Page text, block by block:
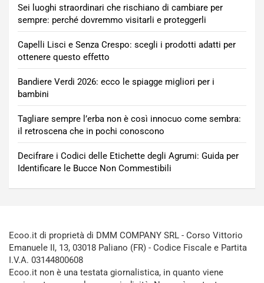
Sei luoghi straordinari che rischiano di cambiare per
sempre: perché dovremmo visitarli e proteggerli
Capelli Lisci e Senza Crespo: scegli i prodotti adatti per
ottenere questo effetto
Bandiere Verdi 2026: ecco le spiagge migliori per i
bambini
Tagliare sempre l’erba non è così innocuo come sembra:
il retroscena che in pochi conoscono
Decifrare i Codici delle Etichette degli Agrumi: Guida per
Identificare le Bucce Non Commestibili
Ecoo.it di proprietà di DMM COMPANY SRL - Corso Vittorio
Emanuele II, 13, 03018 Paliano (FR) - Codice Fiscale e Partita
I.V.A. 03144800608
Ecoo.it non è una testata giornalistica, in quanto viene